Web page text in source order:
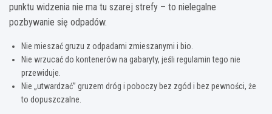
punktu widzenia nie ma tu szarej strefy – to nielegalne
pozbywanie się odpadów.
Nie mieszać gruzu z odpadami zmieszanymi i bio.
Nie wrzucać do kontenerów na gabaryty, jeśli regulamin tego nie
przewiduje.
Nie „utwardzać” gruzem dróg i poboczy bez zgód i bez pewności, że
to dopuszczalne.